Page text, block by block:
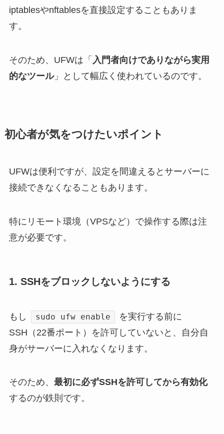
iptablesやnftablesを直接設定することもありま
す。
そのため、UFWは「 入門者向けでありながら実用
的なツール」として幅広く使われているのです。
初心者が気をつけたいポイント
UFWは便利ですが、設定を間違えるとサーバーに
接続できなくなることもあります。
特にリモート環境（VPSなど）で操作する際は注
意が必要です。
1. SSHをブロックしないようにする
もし sudo ufw enable
を実行する前に
SSH（22番ポート）を許可していないと、自分自
身がサーバーに入れなくなります。
そのため、 最初に必ずSSHを許可してから有効化
するのが鉄則です。